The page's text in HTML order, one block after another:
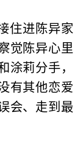
住进陈异家
觉陈异心里
莉分手，
有其他恋爱
会、走到最